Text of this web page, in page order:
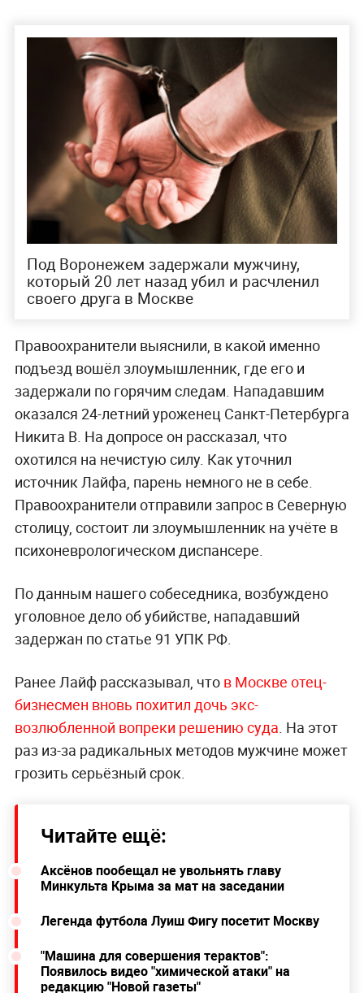
Под Воронежем задержали мужчину,
который 20 лет назад убил и расчленил
своего друга в Москве
Правоохранители выяснили, в какой именно
подъезд вошёл злоумышленник, где его и
задержали по горячим следам. Нападавшим
оказался 24-летний уроженец Санкт-Петербурга
Никита В. На допросе он рассказал, что
охотился на нечистую силу. Как уточнил
источник Лайфа, парень немного не в себе.
Правоохранители отправили запрос в Северную
столицу, состоит ли злоумышленник на учёте в
психоневрологическом диспансере.
По данным нашего собеседника, возбуждено
уголовное дело об убийстве, нападавший
задержан по статье 91 УПК РФ.
Ранее Лайф рассказывал, что в Москве отец-
бизнесмен вновь похитил дочь экс-
возлюбленной вопреки решению суда. На этот
раз из-за радикальных методов мужчине может
грозить серьёзный срок.
Читайте ещё:
Аксёнов пообещал не увольнять главу
Минкульта Крыма за мат на заседании
Легенда футбола Луиш Фигу посетит Москву
"Машина для совершения терактов":
Появилось видео "химической атаки" на
редакцию "Новой газеты"